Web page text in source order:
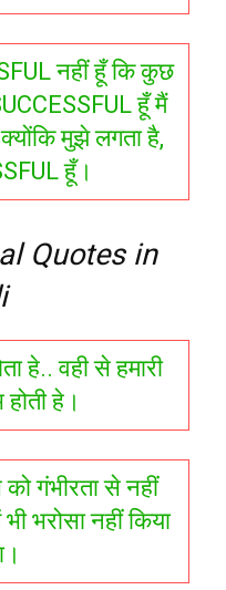
नहीं हूँ कि कुछ
हूँ मैं
मुझे लगता है,
हूँ।
Quotes in
हे.. वही से हमारी
हे।
को गंभीरता से नहीं
भरोसा नहीं किया